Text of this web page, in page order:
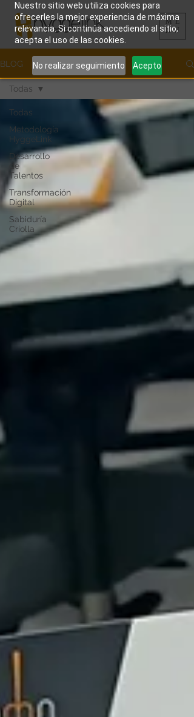
Nuestro sitio web utiliza cookies para
ofrecerles la mejor experiencia de máxima
relevancia. Si continúa accediendo al sitio,
acepta el uso de las cookies.
No realizar seguimiento Acepto
ME
NU
BLOG
Todas
Metodología
HyggeLink
Desarrollo
de
Talentos
Transformación
Digital
Sabiduría
Criolla
Todas